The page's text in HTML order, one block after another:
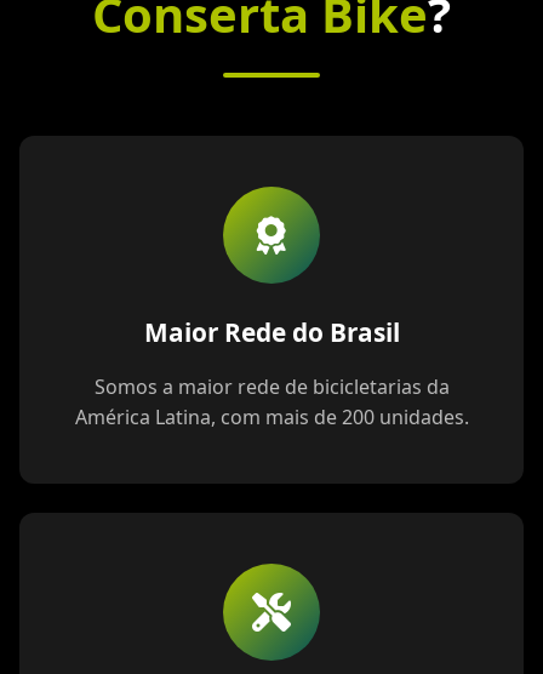
Conserta Bike?
Maior Rede do Brasil
Somos a maior rede de bicicletarias da
América Latina, com mais de 200 unidades.